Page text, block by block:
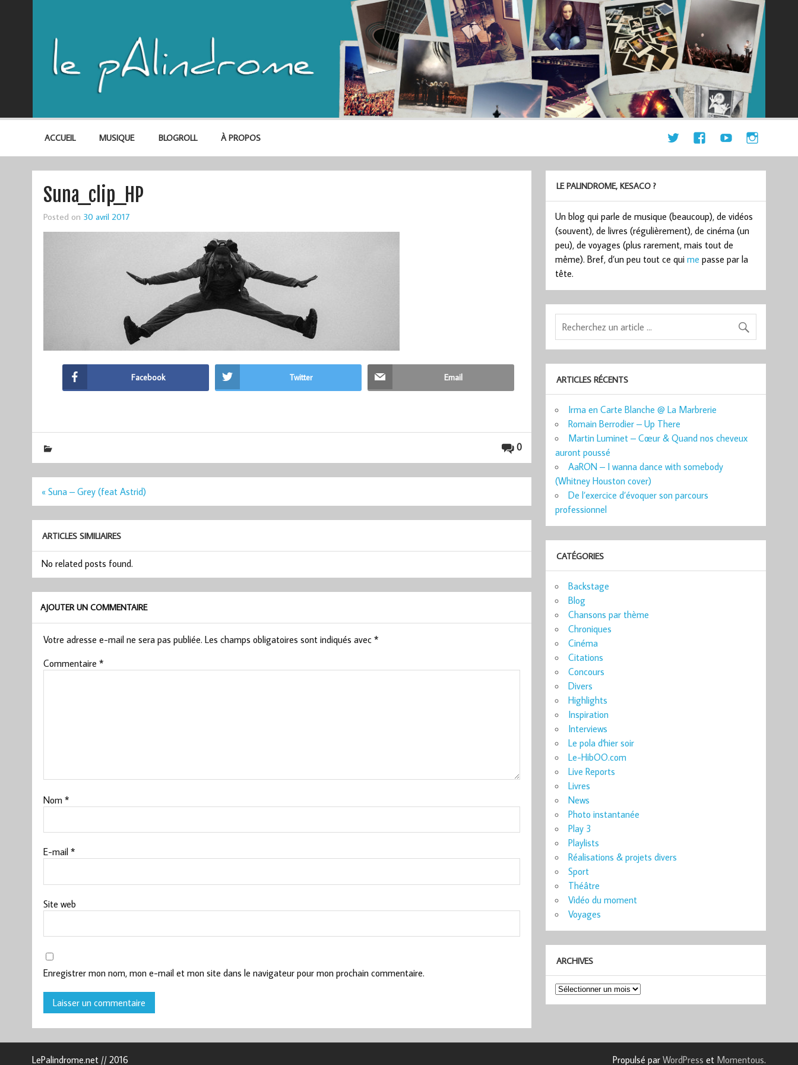
ACCUEIL MUSIQUE BLOGROLL À PROPOS
Suna_clip_HP
Posted on 30 avril 2017
Facebook Twitter Email
0
Navigation
« Suna – Grey (feat Astrid)
ARTICLES SIMILIAIRES
No related posts found.
AJOUTER UN COMMENTAIRE
Votre adresse e-mail ne sera pas publiée. Les champs obligatoires sont indiqués avec *
Commentaire *
Nom *
E-mail *
Site web
Enregistrer mon nom, mon e-mail et mon site dans le navigateur pour mon prochain commentaire.
LE PALINDROME, KESACO ?
Un blog qui parle de musique (beaucoup), de vidéos
(souvent), de livres (régulièrement), de cinéma (un
peu), de voyages (plus rarement, mais tout de
même). Bref, d’un peu tout ce quime passe par la
tête.
ARTICLES RÉCENTS
Irma en Carte Blanche @ La Marbrerie
Romain Berrodier – Up There
Martin Luminet – Cœur & Quand nos cheveux
auront poussé
AaRON – I wanna dance with somebody
(Whitney Houston cover)
De l’exercice d’évoquer son parcours
professionnel
CATÉGORIES
Backstage
Blog
Chansons par thème
Chroniques
Cinéma
Citations
Concours
Divers
Highlights
Inspiration
Interviews
Le pola d'hier soir
Le-HibOO.com
Live Reports
Livres
News
Photo instantanée
Play 3
Playlists
Réalisations & projets divers
Sport
Théâtre
Vidéo du moment
Voyages
ARCHIVES
Archives
LePalindrome.net // 2016 Propulsé parWordPress et Momentous.